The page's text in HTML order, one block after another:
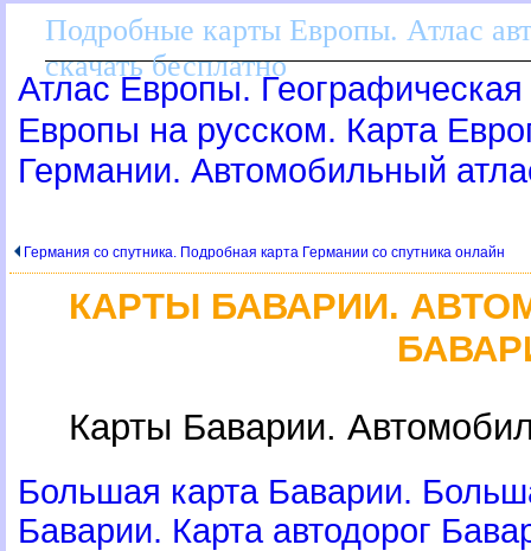
Подробные карты Европы. Атлас
скачать бесплатно
Атлас Европы. Географическая
Европы на русском. Карта
Германии. Автомобильный
Германия со спутника. Подробная карта Германии со спутника онлайн
КАРТЫ БАВАРИИ.
Карты Баварии.
Большая карта Баварии.
Баварии. Карта автодорог